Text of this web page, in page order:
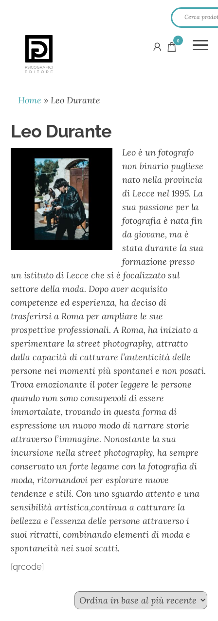
PSICOGRAFICI
EDITORE
0
Home »Leo Durante
Leo Durante
Leo è un fotografo
non binario pugliese
nato nella provincia
di Lecce nel 1995. La
sua passione per la
fotografia è nata fin
da giovane, ma è
stata durante la sua
formazione presso
un istituto di Lecce che si è focalizzato sul
settore della moda. Dopo aver acquisito
competenze ed esperienza, ha deciso di
trasferirsi a Roma per ampliare le sue
prospettive professionali. A Roma, ha iniziato a
sperimentare la street photography, attratto
dalla capacità di catturare l’autenticità delle
persone nei momenti più spontanei e non posati.
Trova emozionante il poter leggere le persone
quando non sono consapevoli di essere
immortalate, trovando in questa forma di
espressione un nuovo modo di narrare storie
attraverso l’immagine. Nonostante la sua
incursione nella street photography, ha sempre
conservato un forte legame con la fotografia di
moda, ritornandovi per esplorare nuove
tendenze e stili. Con uno sguardo attento e una
sensibilità artistica,continua a catturare la
bellezza e l’essenza delle persone attraverso i
suoi ritratti, combinando elementi di moda e
spontaneità nei suoi scatti.
[qrcode]